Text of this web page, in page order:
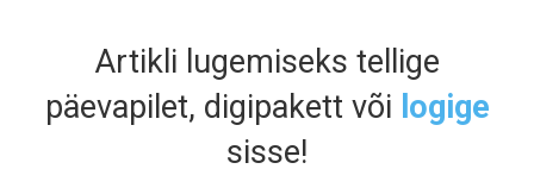
Artikli lugemiseks tellige
päevapilet, digipakett või logige
sisse!